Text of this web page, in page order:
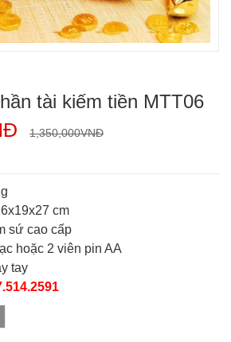
tài kiếm tiền MTT06
1,350,000VNĐ
cm
sứ cao cấp
hoặc 2 viên pin AA
tay